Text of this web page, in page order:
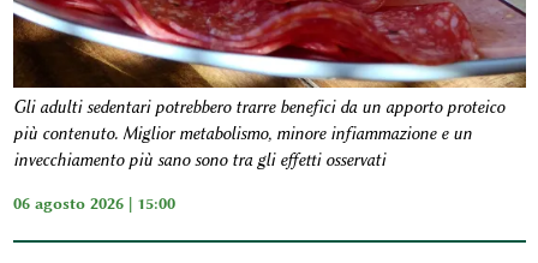
Gli adulti sedentari potrebbero trarre benefici da un apporto proteico
più contenuto. Miglior metabolismo, minore infiammazione e un
invecchiamento più sano sono tra gli effetti osservati
06 agosto 2026 | 15:00